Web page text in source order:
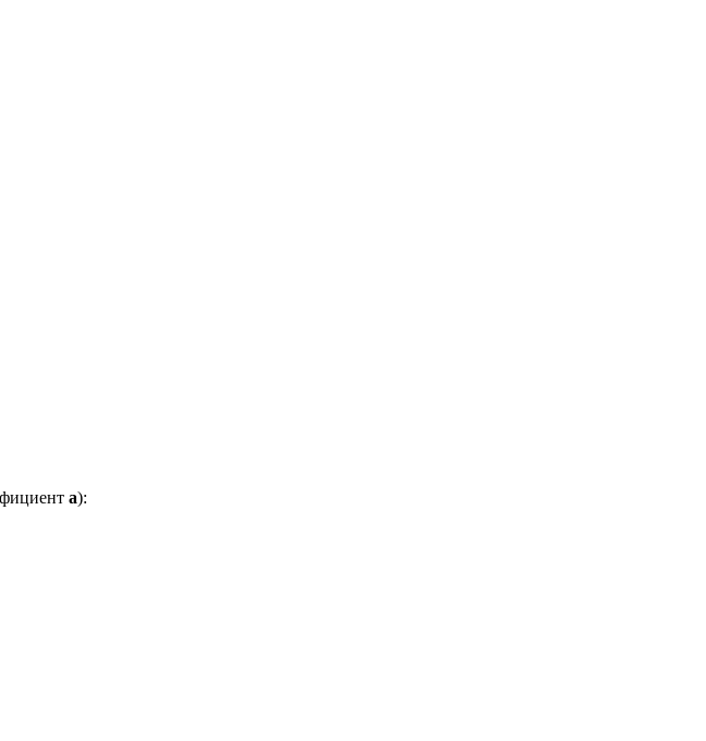
a):